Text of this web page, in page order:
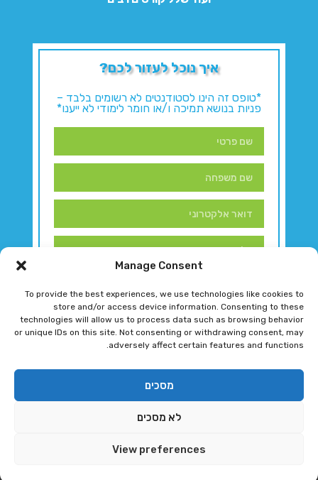
Manage Consent
To provide the best experiences, we use technologies like cookies to
store and/or access device information. Consenting to these
technologies will allow us to process data such as browsing behavior
or unique IDs on this site. Not consenting or withdrawing consent, may
adversely affect certain features and functions.
מסכים
לא מסכים
View preferences
איך נוכל לעזור לכם?
*טופס זה הינו לסטודנטים לא רשומים בלבד –
פניות בנושא תמיכה ו/או חומר לימודי לא ייענו*